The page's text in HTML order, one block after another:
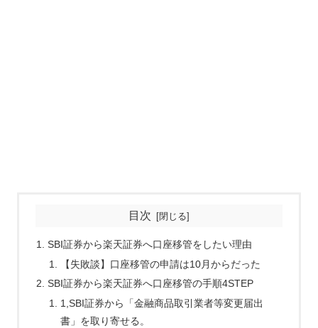
目次
SBI証券から楽天証券へ口座移管をしたい理由
【失敗談】口座移管の申請は10月からだった
SBI証券から楽天証券へ口座移管の手順4STEP
1,SBI証券から「金融商品取引業者等変更届出
書」を取り寄せる。